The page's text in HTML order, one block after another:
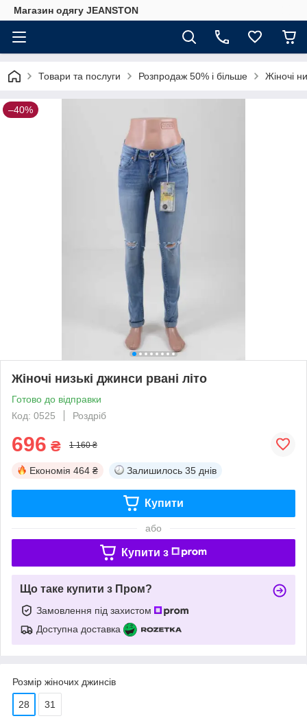
Магазин одягу JEANSTON
Товари та послуги Розпродаж 50% і більше Жіночі
–40%
Жіночі низькі джинси рвані літо
Готово до відправки
Код: 0525
Роздріб
696 ₴ 1 160 ₴
Економія 464 ₴ Залишилось 35 днів
Купити
або
Купити з
Що таке купити з Пром?
Замовлення під захистом
Доступна доставка
Розмір жіночих джинсів
28 31